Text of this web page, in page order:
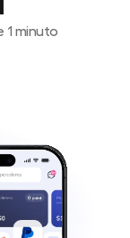
1 minuto